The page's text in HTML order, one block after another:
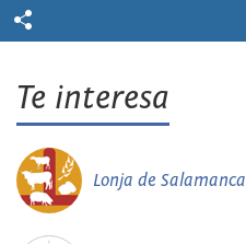
Te interesa
Lonja de Salamanca